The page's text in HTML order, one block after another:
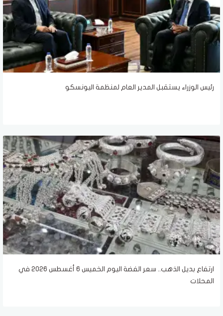
رئيس الوزراء يستقبل المدير العام لمنظمة اليونسكو
ارتفاع بديل الذهب.. سعر الفضة اليوم الخميس 6 أغسطس 2026 في
المحلات